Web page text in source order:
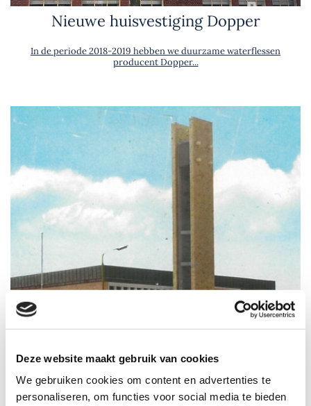
Deze website maakt gebruik van cookies
We gebruiken cookies om content en advertenties te
personaliseren, om functies voor social media te bieden
Nieuwe huisvestiging Dopper
In de periode 2018-2019 hebben we duurzame waterflessen
producent Dopper...
Heilige Geestkerk Amstelveen
Voor de gemeente Amstelveen en de eigenaar hebben wij, namens...